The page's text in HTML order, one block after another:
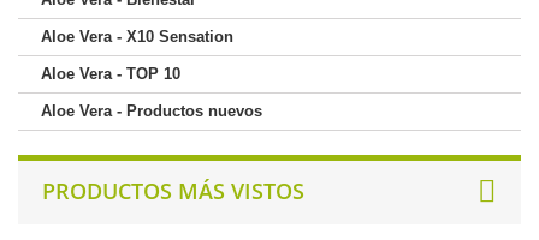
Aloe Vera - X10 Sensation
Aloe Vera - TOP 10
Aloe Vera - Productos nuevos
PRODUCTOS MÁS VISTOS